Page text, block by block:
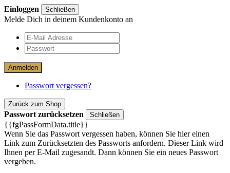
Einloggen Schließen
Melde Dich in deinem Kundenkonto an
Anmelden
Passwort vergessen?
Zurück zum Shop
Passwort zurücksetzen Schließen
{{fgPassFormData.title}}
Wenn Sie das Passwort vergessen haben, können Sie hier einen
Link zum Zurücksetzten des Passworts anfordern. Dieser Link wird
Ihnen per E-Mail zugesandt. Dann können Sie ein neues Passwort
vergeben.